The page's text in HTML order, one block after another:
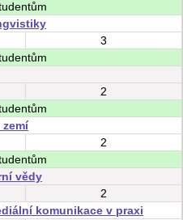
3
2
2
vědy
2
komunikace v praxi